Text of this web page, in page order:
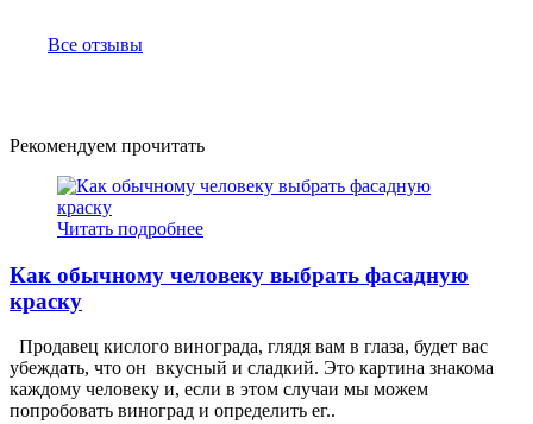
Все отзывы
Рекомендуем прочитать
Читать подробнее
Как обычному человеку выбрать фасадную
краску
Продавец кислого винограда, глядя вам в глаза, будет вас
убеждать, что он вкусный и сладкий. Это картина знакома
каждому человеку и, если в этом случаи мы можем
попробовать виноград и определить ег..